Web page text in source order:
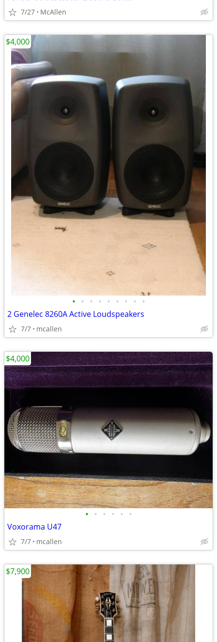
7/27 McAllen
• • • • • • • • •
2 Genelec 8260A Active Loudspeakers
7/7 mcallen
$4,000
• • • • • •
Voxorama U47
7/7 mcallen
$4,000
$7,900